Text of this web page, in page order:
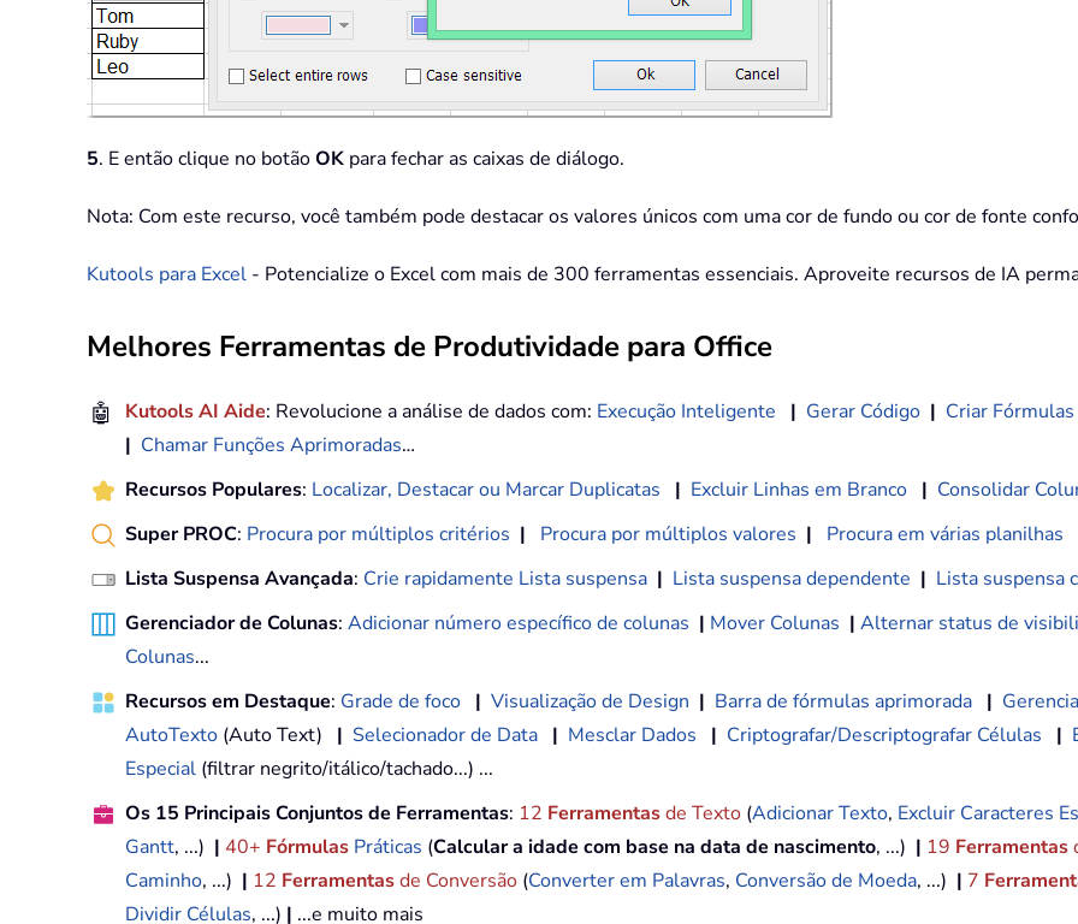
5. E então clique no botãoOK para fechar as caixas de diálogo.
Nota: Com este recurso, você também pode destacar os valores únicos com uma cor de fundo ou cor de fonte
Kutools para Excel - Potencialize o Excel com mais de 300 ferramentas essenciais. Aproveite recursos de IA
Melhores Ferramentas de Produtividade para Office
🤖 Kutools AI Aide: Revolucione a análise de dados com: Execução Inteligente | Gerar Código | Criar
| Chamar Funções Aprimoradas…
Recursos Populares: Localizar, Destacar ou Marcar Duplicatas | Excluir Linhas em Branco | Consolidar
Super PROC: Procura por múltiplos critérios | Procura por múltiplos valores | Procura em várias planilhas
Lista Suspensa Avançada: Crie rapidamente Lista suspensa | Lista suspensa dependente | Lista suspensa
Gerenciador de Colunas: Adicionar número específico de colunas | Mover Colunas | Alternar status de
Colunas...
Recursos em Destaque: Grade de foco | Visualização de Design | Barra de fórmulas aprimorada |
AutoTexto (Auto Text) | Selecionador de Data | Mesclar Dados | Criptografar/Descriptografar Células |
Especial (filtrar negrito/itálico/tachado...) ...
Os 15 Principais Conjuntos de Ferramentas: 12 Ferramentasde Texto (Adicionar Texto, Excluir Caracteres
Gantt, ...) | 40+ Fórmulas Práticas (Calcular a idade com base na data de nascimento, ...) | 19 Ferramentas
Caminho, ...) | 12 Ferramentasde Conversão (Converter em Palavras, Conversão de Moeda, ...) | 7
Dividir Células, ...) | ...e muito mais